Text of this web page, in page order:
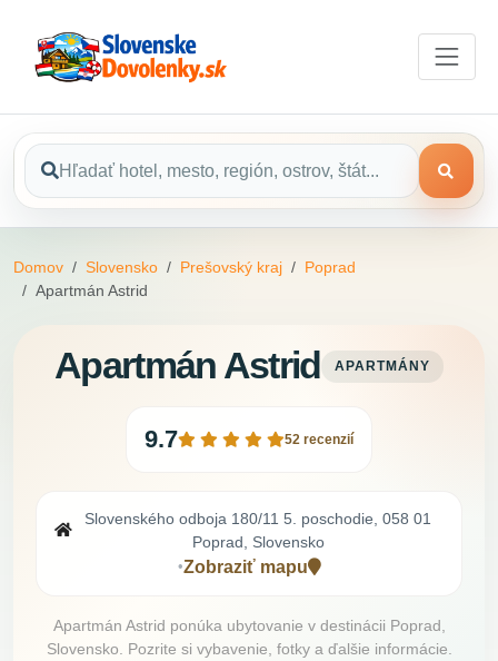
Domov Slovensko Prešovský kraj
Poprad
Apartmán Astrid
Apartmán Astrid APARTMÁNY
9.7 52 recenzií
Slovenského odboja 180/11 5. poschodie, 058 01
Poprad, Slovensko
•Zobraziť mapu
Apartmán Astrid ponúka ubytovanie v destinácii Poprad,
Slovensko. Pozrite si vybavenie, fotky a ďalšie informácie.